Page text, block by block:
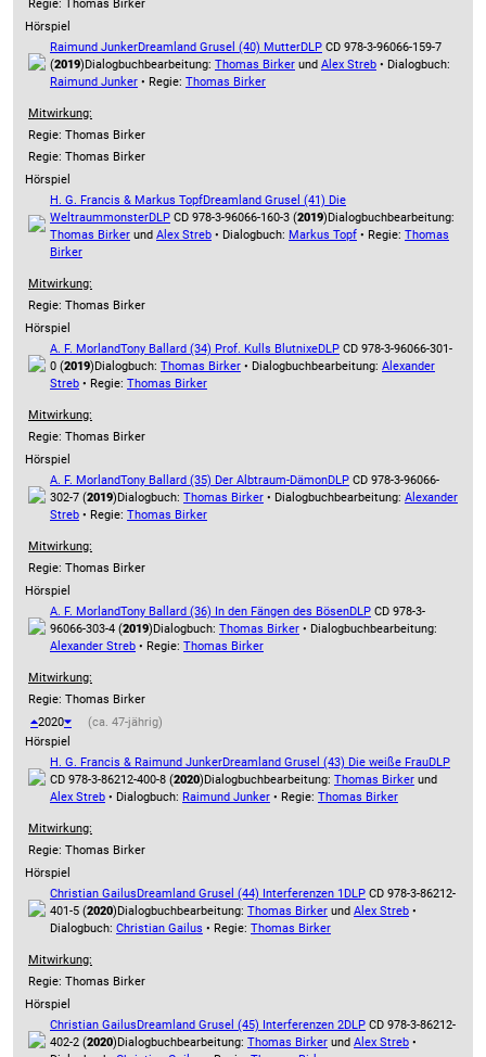
Regie: Thomas Birker
Hörspiel
Raimund JunkerDreamland Grusel (40) MutterDLP CD 978-3-96066-159-7
(2019)Dialogbuchbearbeitung: Thomas Birker und Alex Streb • Dialogbuch:
Raimund Junker • Regie: Thomas Birker
Mitwirkung:
Regie: Thomas Birker
Regie: Thomas Birker
Hörspiel
H. G. Francis & Markus TopfDreamland Grusel (41) Die
WeltraummonsterDLP CD 978-3-96066-160-3 (2019)Dialogbuchbearbeitung:
Thomas Birker und Alex Streb • Dialogbuch: Markus Topf • Regie: Thomas
Birker
Mitwirkung:
Regie: Thomas Birker
Hörspiel
A. F. MorlandTony Ballard (34) Prof. Kulls BlutnixeDLP CD 978-3-96066-301-
0 (2019)Dialogbuch: Thomas Birker • Dialogbuchbearbeitung: Alexander
Streb • Regie: Thomas Birker
Mitwirkung:
Regie: Thomas Birker
Hörspiel
A. F. MorlandTony Ballard (35) Der Albtraum-DämonDLP CD 978-3-96066-
302-7 (2019)Dialogbuch: Thomas Birker • Dialogbuchbearbeitung: Alexander
Streb • Regie: Thomas Birker
Mitwirkung:
Regie: Thomas Birker
Hörspiel
A. F. MorlandTony Ballard (36) In den Fängen des BösenDLP CD 978-3-
96066-303-4 (2019)Dialogbuch: Thomas Birker • Dialogbuchbearbeitung:
Alexander Streb • Regie: Thomas Birker
Mitwirkung:
Regie: Thomas Birker
2020
(ca. 47-jährig)
Hörspiel
H. G. Francis & Raimund JunkerDreamland Grusel (43) Die weiße FrauDLP
CD 978-3-86212-400-8 (2020)Dialogbuchbearbeitung: Thomas Birker und
Alex Streb • Dialogbuch: Raimund Junker • Regie: Thomas Birker
Mitwirkung:
Regie: Thomas Birker
Hörspiel
Christian GailusDreamland Grusel (44) Interferenzen 1 DLP CD 978-3-86212-
401-5 (2020)Dialogbuchbearbeitung: Thomas Birker und Alex Streb •
Dialogbuch: Christian Gailus • Regie: Thomas Birker
Mitwirkung:
Regie: Thomas Birker
Hörspiel
Christian GailusDreamland Grusel (45) Interferenzen 2DLP CD 978-3-86212-
402-2 (2020)Dialogbuchbearbeitung: Thomas Birker und Alex Streb •